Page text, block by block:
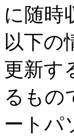
に随時
以下の
更新す
るもの
ートパ